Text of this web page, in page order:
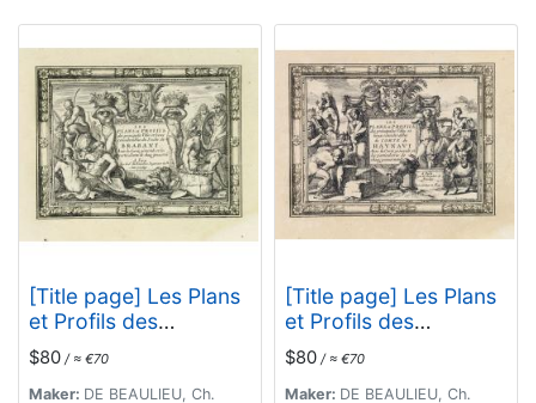
[Title page] Les Plans
et Profils des
principales Villes et
lieux considérables
Du Duché de Brabant.
$80 / ≈ €70
Maker: DE BEAULIEU, Ch.
[Title page] Les Plans
et Profils des
principales Villes et
lieux considérables du
Comté de Haynaut. . .
$80 / ≈ €70
Maker: DE BEAULIEU, Ch.